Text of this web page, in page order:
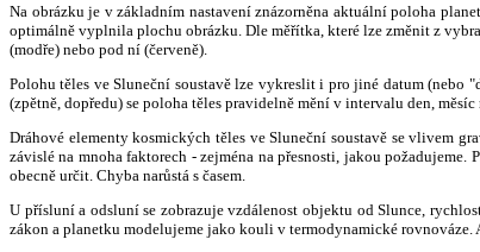
Na obrázku je v základním nastavení znázorněna aktuální poloha
optimálně vyplnila plochu obrázku. Dle měřítka, které lze změnit z
(modře) nebo pod ní (červeně).
Polohu těles ve Sluneční soustavě lze vykreslit i pro jiné datum (nebo
(zpětně, dopředu) se poloha těles pravidelně mění v intervalu den,
Dráhové elementy kosmických těles ve Sluneční soustavě se vlivem
závislé na mnoha faktorech - zejména na přesnosti, jakou
obecně určit. Chyba narůstá s časem.
U přísluní a odsluní se zobrazuje vzdálenost objektu od Slunce,
zákon a planetku modelujeme jako kouli v termodynamické rovnováze.